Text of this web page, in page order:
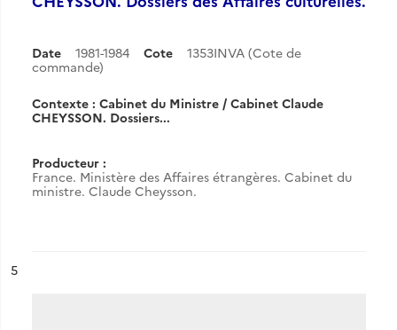
Date 1981-1984 Cote
1353INVA (Cote de
commande)
Contexte : Cabinet du Ministre / Cabinet Claude
CHEYSSON. Dossiers...
Producteur :
France. Ministère des Affaires étrangères. Cabinet du
ministre. Claude Cheysson.
n°
5